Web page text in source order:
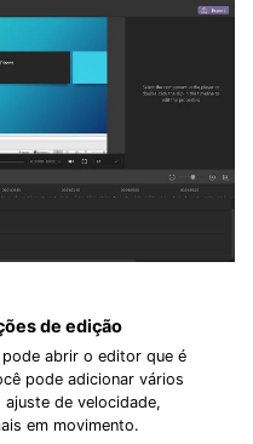
de edição
abrir o editor que é
pode adicionar vários
de velocidade,
em movimento.